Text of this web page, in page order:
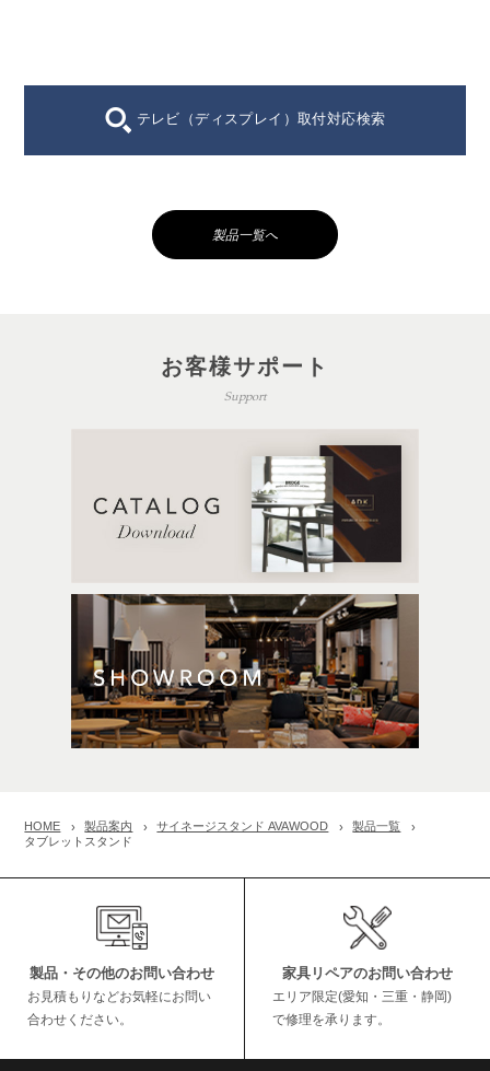
テレビ（ディスプレイ）取付対応検索
製品一覧へ
お客様サポート
Support
HOME 製品案内 サイネージスタンド AVAWOOD
製品一覧
タブレットスタンド
製品・その他のお問い合わせ
お見積もりなどお気軽にお問い
合わせください。
家具リペアのお問い合わせ
エリア限定(愛知・三重・静岡)
で修理を承ります。